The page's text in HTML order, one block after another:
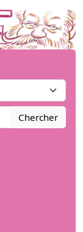
Chercher